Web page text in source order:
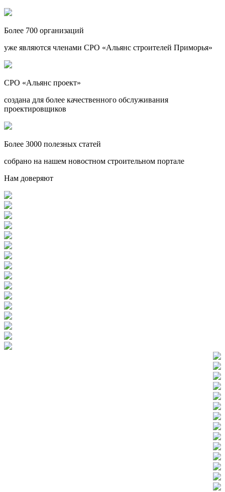
Более 700 организаций
уже являются членами СРО «Альянс строителей Приморья»
СРО «Альянс проект»
создана для более качественного обслуживания
проектировщиков
Более 3000 полезных статей
собрано на нашем новостном строительном портале
Нам доверяют